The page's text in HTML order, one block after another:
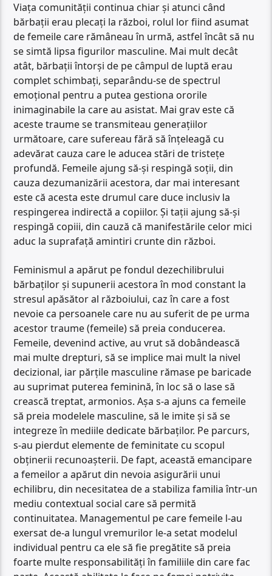
Viața comunității continua chiar și atunci când
bărbații erau plecați la război, rolul lor fiind asumat
de femeile care rămâneau în urmă, astfel încât să nu
se simtă lipsa figurilor masculine. Mai mult decât
atât, bărbații întorși de pe câmpul de luptă erau
complet schimbați, separându-se de spectrul
emoțional pentru a putea gestiona ororile
inimaginabile la care au asistat. Mai grav este că
aceste traume se transmiteau generațiilor
următoare, care sufereau fără să înțeleagă cu
adevărat cauza care le aducea stări de tristețe
profundă. Femeile ajung să-și respingă soții, din
cauza dezumanizării acestora, dar mai interesant
este că acesta este drumul care duce inclusiv la
respingerea indirectă a copiilor. Și tații ajung să-și
respingă copiii, din cauză că manifestările celor mici
aduc la suprafață amintiri crunte din război.
Feminismul a apărut pe fondul dezechilibrului
bărbaților și supunerii acestora în mod constant la
stresul apăsător al războiului, caz în care a fost
nevoie ca persoanele care nu au suferit de pe urma
acestor traume (femeile) să preia conducerea.
Femeile, devenind active, au vrut să dobândească
mai multe drepturi, să se implice mai mult la nivel
decizional, iar părțile masculine rămase pe baricade
au suprimat puterea feminină, în loc să o lase să
crească treptat, armonios. Așa s-a ajuns ca femeile
să preia modelele masculine, să le imite și să se
integreze în mediile dedicate bărbaților. Pe parcurs,
s-au pierdut elemente de feminitate cu scopul
obținerii recunoașterii. De fapt, această emancipare
a femeilor a apărut din nevoia asigurării unui
echilibru, din necesitatea de a stabiliza familia într-un
mediu contextual social care să permită
continuitatea. Managementul pe care femeile l-au
exersat de-a lungul vremurilor le-a setat modelul
individual pentru ca ele să fie pregătite să preia
foarte multe responsabilități în familiile din care fac